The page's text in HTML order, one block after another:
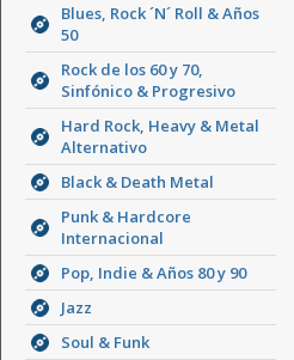
Blues, Rock ´N´ Roll & Años
50
Rock de los 60 y 70,
Sinfónico & Progresivo
Hard Rock, Heavy & Metal
Alternativo
Black & Death Metal
Punk & Hardcore
Internacional
Pop, Indie & Años 80 y 90
Jazz
Soul & Funk